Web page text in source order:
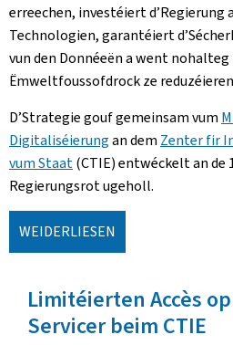
erreechen, investéiert
Technologien, garantéiert
vun den Donnéeën a went
Ëmweltfoussofdrock ze
D’Strategie gouf gemeinsam vum
Digitaliséierungan dem Zenter fir
vum Staat(CTIE) entwéckelt an de
Regierungsrot ugeholl.
WEIDERLIESEN
Limitéierten Accès
Servicer beim CTIE